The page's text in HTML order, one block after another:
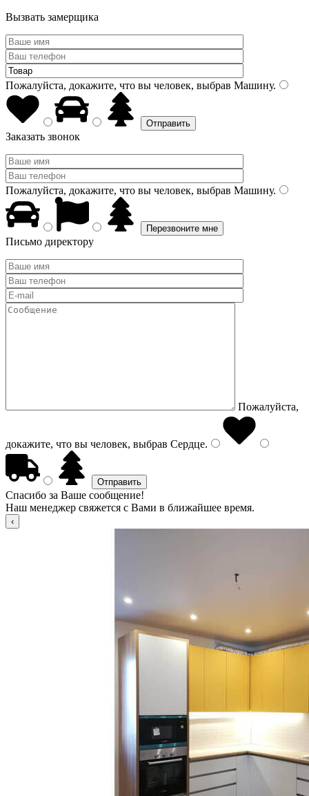
Вызвать замерщика
Пожалуйста, докажите, что вы человек, выбрав Машину.
Заказать звонок
Пожалуйста, докажите, что вы человек, выбрав Машину.
Письмо директору
Пожалуйста,
докажите, что вы человек, выбрав Сердце.
Спасибо за Ваше сообщение!
Наш менеджер свяжется с Вами в ближайшее время.